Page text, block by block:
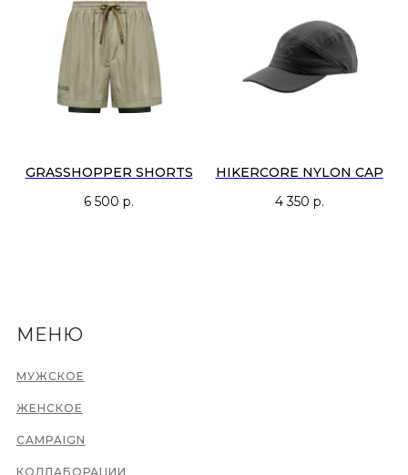
GRASSHOPPER SHORTS
6 500 р.
HIKERCORE NYLON CAP
4 350 р.
МУЖСКОЕ
ЖЕНСКОЕ
CAMPAIGN
КОЛЛАБОРАЦИИ
МЕНЮ